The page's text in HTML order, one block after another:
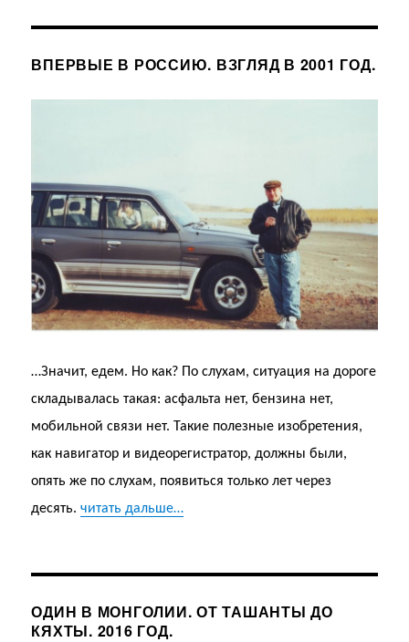
ВПЕРВЫЕ В РОССИЮ. ВЗГЛЯД В 2001 ГОД.
…Значит, едем. Но как? По слухам, ситуация на дороге
складывалась такая: асфальта нет, бензина нет,
мобильной связи нет. Такие полезные изобретения,
как навигатор и видеорегистратор, должны были,
опять же по слухам, появиться только лет через
десять.читать дальше…
ОДИН В МОНГОЛИИ. ОТ ТАШАНТЫ ДО
КЯХТЫ. 2016 ГОД.